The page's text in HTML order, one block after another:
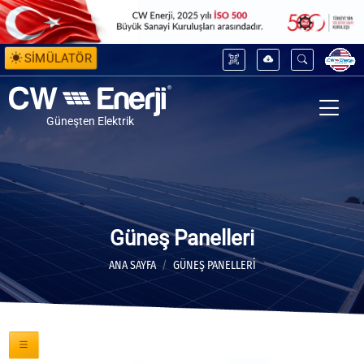
SİMÜLATÖR
Güneşten Elektrik
Güneş Panelleri
ANA SAYFA GÜNEŞ PANELLERİ